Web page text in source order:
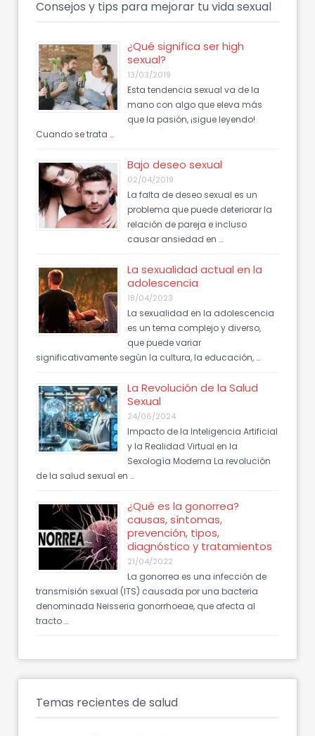
Consejos y tips para mejorar tu vida sexual
¿Qué significa ser high
sexual?
13/03/2019
Esta tendencia sexual va de la
mano con algo que eleva más
que la pasión, ¡sigue leyendo!
Cuando se trata …
Bajo deseo sexual
02/04/2019
La falta de deseo sexual es un
problema que puede deteriorar la
relación de pareja e incluso
causar ansiedad en …
La sexualidad actual en la
adolescencia
18/04/2023
La sexualidad en la adolescencia
es un tema complejo y diverso,
que puede variar
significativamente según la cultura, la educación, …
La Revolución de la Salud
Sexual
24/06/2024
Impacto de la Inteligencia Artificial
y la Realidad Virtual en la
Sexología Moderna La revolución
de la salud sexual en …
¿Qué es la gonorrea?
causas, síntomas,
prevención, tipos,
diagnóstico y tratamientos
21/04/2022
La gonorrea es una infección de
transmisión sexual (ITS) causada por una bacteria
denominada Neisseria gonorrhoeae, que afecta al
tracto …
Temas recientes de salud